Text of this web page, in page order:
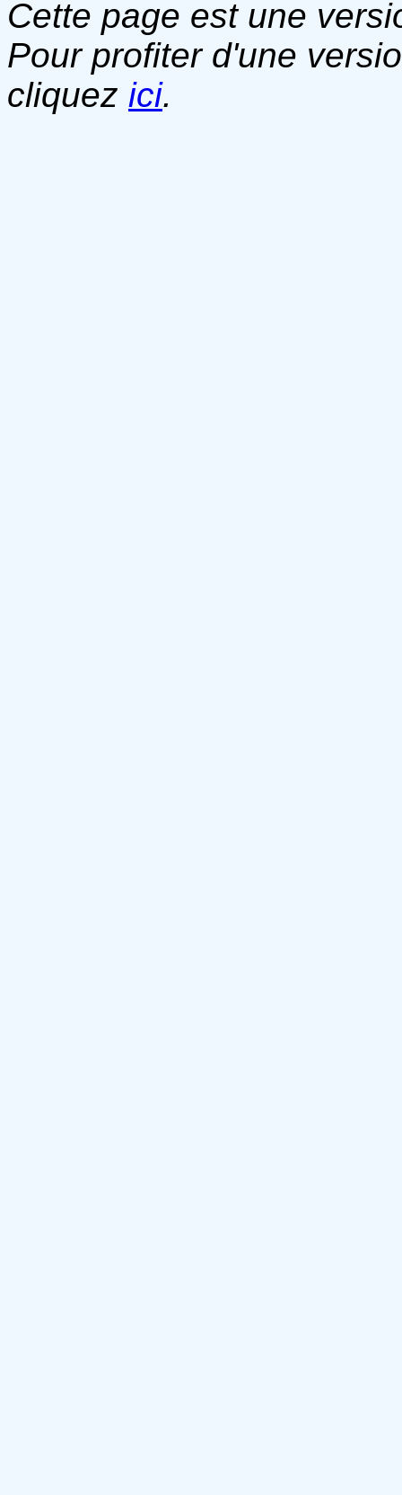
Cette page est une
Pour profiter d'une
cliquez ici.